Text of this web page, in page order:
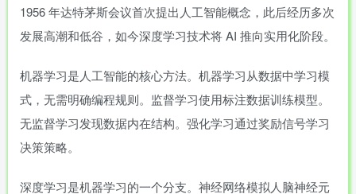
1956 年达特茅斯会议首次提出人工智能概念，此后经历多次
发展高潮和低谷，如今深度学习技术将 AI 推向实用化阶段。
机器学习是人工智能的核心方法。机器学习从数据中学习模
式，无需明确编程规则。监督学习使用标注数据训练模型。
无监督学习发现数据内在结构。强化学习通过奖励信号学习
决策策略。
深度学习是机器学习的一个分支。神经网络模拟人脑神经元